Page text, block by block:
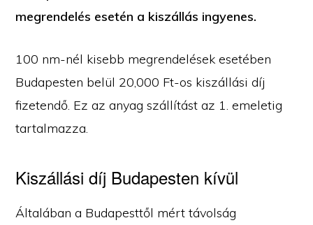
megrendelés esetén a kiszállás ingyenes.
100 nm-nél kisebb megrendelések esetében
Budapesten belül 20,000 Ft-os kiszállási díj
fizetendő. Ez az anyag szállítást az 1. emeletig
tartalmazza.
Kiszállási díj Budapesten kívül
Általában a Budapesttől mért távolság